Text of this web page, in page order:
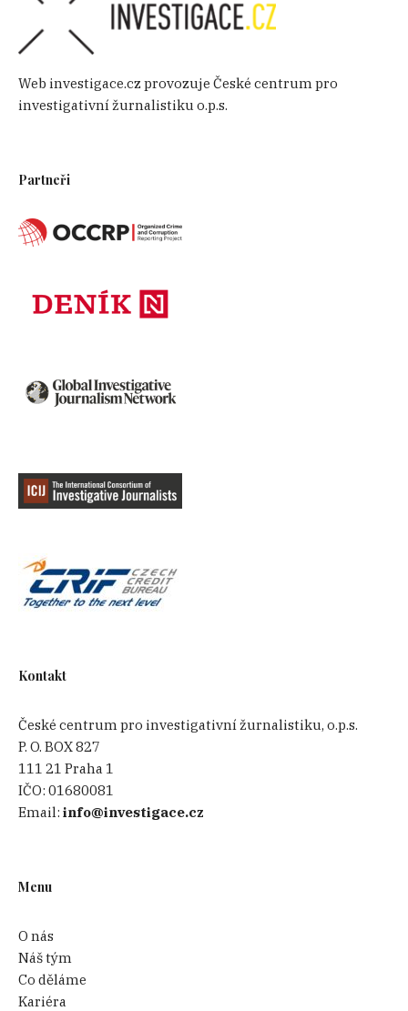
Web investigace.cz provozuje České centrum pro
investigativní žurnalistiku o.p.s.
Partneři
Kontakt
České centrum pro investigativní žurnalistiku, o.p.s.
P. O. BOX 827
111 21 Praha 1
IČO:01680081
Email:info@investigace.cz
Menu
O nás
Náš tým
Co děláme
Kariéra